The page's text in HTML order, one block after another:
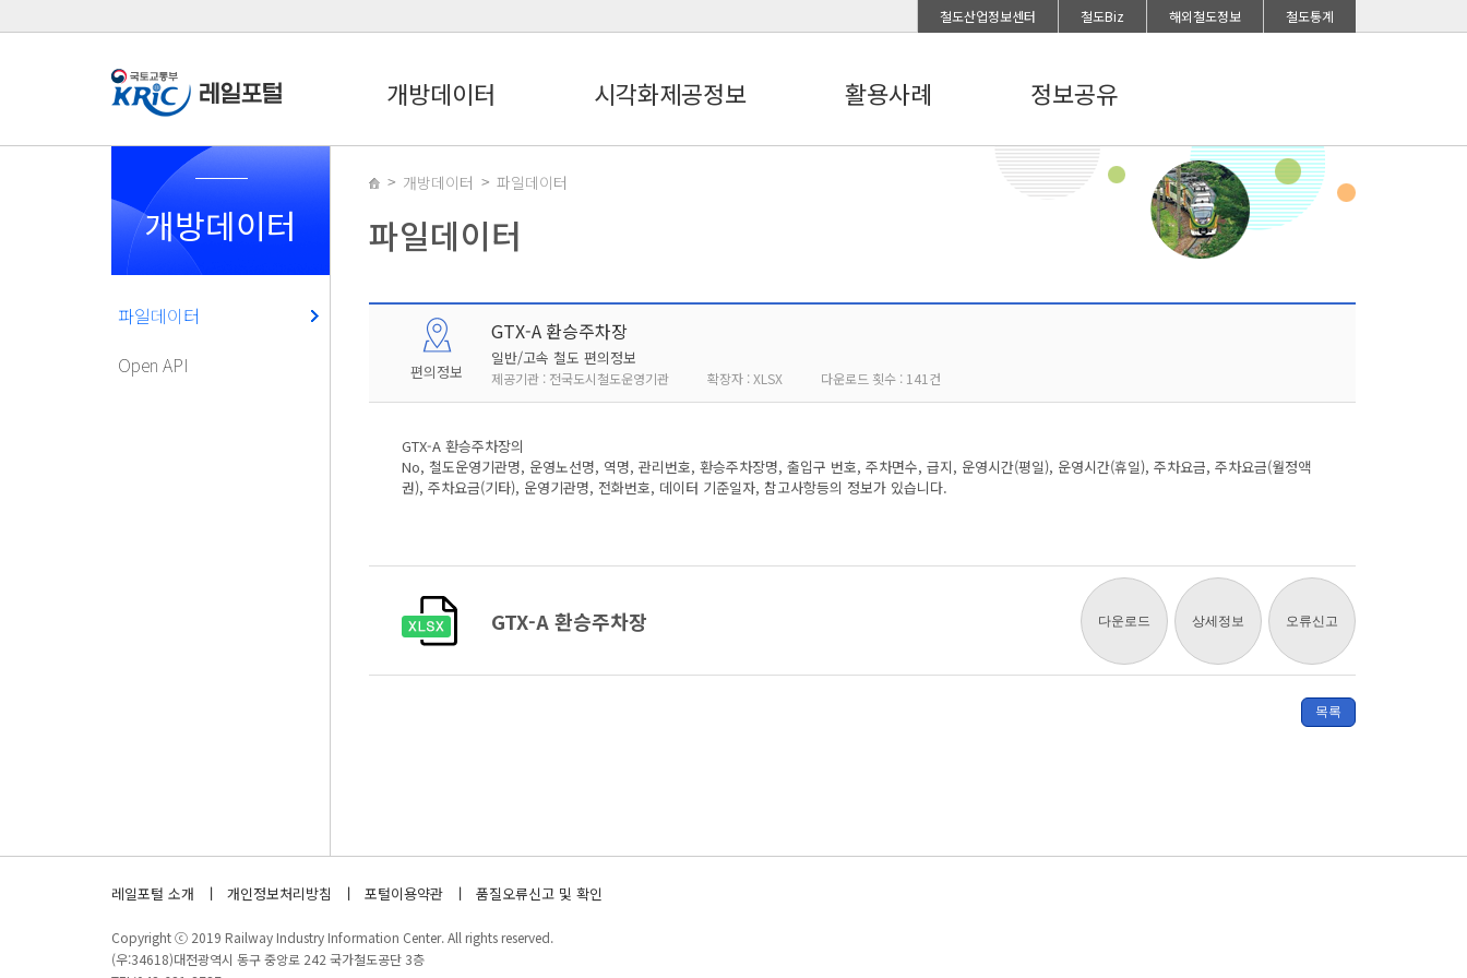
철도산업정보센터 철도Biz 해외철도정보 철도통계
개방데이터 시각화제공정보 활용사례 정보공유
개방데이터
파일데이터
Open API
개방데이터 파일데이터
파일데이터
편의정보
GTX-A 환승주차장
일반/고속 철도 편의정보
제공기관 : 전국도시철도운영기관 확장자 : XLSX 다운로드 횟수 : 141건
GTX-A 환승주차장의
No, 철도운영기관명, 운영노선명, 역명, 관리번호, 환승주차장명, 출입구 번호, 주차면수, 급지, 운영시간(평일), 운영시간(휴일), 주차요금, 주차요금(월정액
권), 주차요금(기타), 운영기관명, 전화번호, 데이터 기준일자, 참고사항등의 정보가 있습니다.
GTX-A 환승주차장 다운로드 상세정보 오류신고
목록
레일포털 소개 개인정보처리방침 포털이용약관 품질오류신고 및 확인
Copyright ⓒ 2019 Railway Industry Information Center. All rights reserved.
(우:34618)대전광역시 동구 중앙로 242 국가철도공단 3층